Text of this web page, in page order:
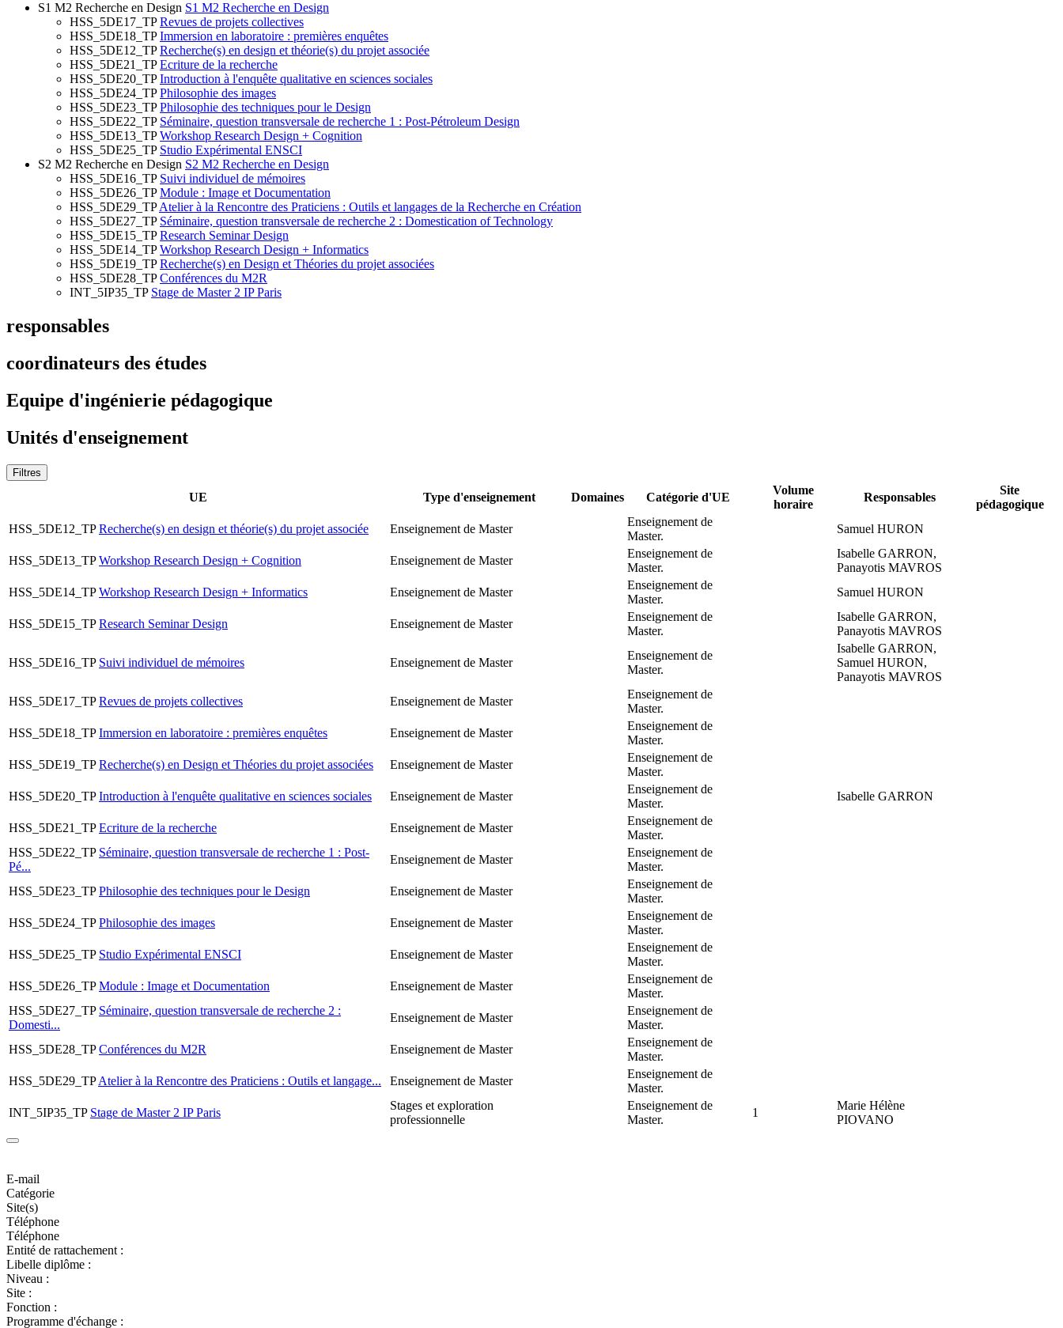
S1 M2 Recherche en Design S1 M2 Recherche en Design
HSS_5DE17_TP Revues de projets collectives
HSS_5DE18_TP Immersion en laboratoire : premières enquêtes
HSS_5DE12_TP Recherche(s) en design et théorie(s) du projet associée
HSS_5DE21_TP Ecriture de la recherche
HSS_5DE20_TP Introduction à l'enquête qualitative en sciences sociales
HSS_5DE24_TP Philosophie des images
HSS_5DE23_TP Philosophie des techniques pour le Design
HSS_5DE22_TP Séminaire, question transversale de recherche 1 : Post-Pétroleum Design
HSS_5DE13_TP Workshop Research Design + Cognition
HSS_5DE25_TP Studio Expérimental ENSCI
S2 M2 Recherche en Design S2 M2 Recherche en Design
HSS_5DE16_TP Suivi individuel de mémoires
HSS_5DE26_TP Module : Image et Documentation
HSS_5DE29_TP Atelier à la Rencontre des Praticiens : Outils et langages de la Recherche en Création
HSS_5DE27_TP Séminaire, question transversale de recherche 2 : Domestication of Technology
HSS_5DE15_TP Research Seminar Design
HSS_5DE14_TP Workshop Research Design + Informatics
HSS_5DE19_TP Recherche(s) en Design et Théories du projet associées
HSS_5DE28_TP Conférences du M2R
INT_5IP35_TP Stage de Master 2 IP Paris
responsables
coordinateurs des études
Equipe d'ingénierie pédagogique
Unités d'enseignement
Filtres
UE Type d'enseignement Domaines Catégorie d'UE
Volume
horaire
Responsables
Site
pédagogique
HSS_5DE12_TP Recherche(s) en design et théorie(s) du projet associée Enseignement de Master
Enseignement de
Master.
Samuel HURON
HSS_5DE13_TP Workshop Research Design + Cognition Enseignement de Master
Enseignement de
Master.
Isabelle GARRON,
Panayotis MAVROS
HSS_5DE14_TP Workshop Research Design + Informatics Enseignement de Master
Enseignement de
Master.
Samuel HURON
HSS_5DE15_TP Research Seminar Design Enseignement de Master
Enseignement de
Master.
Isabelle GARRON,
Panayotis MAVROS
HSS_5DE16_TP Suivi individuel de mémoires Enseignement de Master
Enseignement de
Master.
Isabelle GARRON,
Samuel HURON,
Panayotis MAVROS
HSS_5DE17_TP Revues de projets collectives Enseignement de Master
Enseignement de
Master.
HSS_5DE18_TP Immersion en laboratoire : premières enquêtes Enseignement de Master
Enseignement de
Master.
HSS_5DE19_TP Recherche(s) en Design et Théories du projet associées Enseignement de Master
Enseignement de
Master.
HSS_5DE20_TP Introduction à l'enquête qualitative en sciences sociales Enseignement de Master
Enseignement de
Master.
Isabelle GARRON
HSS_5DE21_TP Ecriture de la recherche Enseignement de Master
Enseignement de
Master.
HSS_5DE22_TP Séminaire, question transversale de recherche 1 : Post-
Pé...
Enseignement de Master
Enseignement de
Master.
HSS_5DE23_TP Philosophie des techniques pour le Design Enseignement de Master
Enseignement de
Master.
HSS_5DE24_TP Philosophie des images Enseignement de Master
Enseignement de
Master.
HSS_5DE25_TP Studio Expérimental ENSCI Enseignement de Master
Enseignement de
Master.
HSS_5DE26_TP Module : Image et Documentation Enseignement de Master
Enseignement de
Master.
HSS_5DE27_TP Séminaire, question transversale de recherche 2 :
Domesti...
Enseignement de Master
Enseignement de
Master.
HSS_5DE28_TP Conférences du M2R Enseignement de Master
Enseignement de
Master.
HSS_5DE29_TP Atelier à la Rencontre des Praticiens : Outils et langage... Enseignement de Master
Enseignement de
Master.
INT_5IP35_TP Stage de Master 2 IP Paris
Stages et exploration
professionnelle
Enseignement de
Master.
1
Marie Hélène
PIOVANO
E-mail
Catégorie
Site(s)
Téléphone
Téléphone
Entité de rattachement :
Libelle diplôme :
Niveau :
Site :
Fonction :
Programme d'échange :